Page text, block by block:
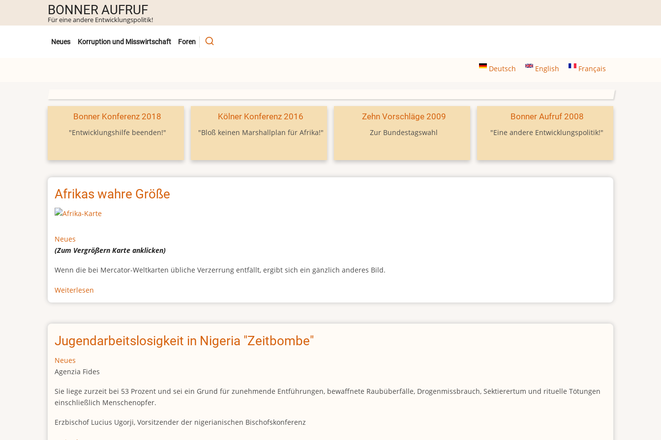
Inhalt
BONNER AUFRUF
Für eine andere Entwicklungspolitik!
Untermenü
Neues Korruption und Misswirtschaft Foren
Deutsch English Français
Bonner Konferenz 2018
"Entwicklungshilfe beenden!"
Kölner Konferenz 2016
"Bloß keinen Marshallplan für Afrika!"
Zehn Vorschläge 2009
Zur Bundestagswahl
Bonner Aufruf 2008
"Eine andere Entwicklungspolitik!"
Afrikas wahre Größe
Neues
(Zum VergrößernKarte anklicken)
Wenn die bei Mercator-Weltkarten übliche Verzerrung entfällt, ergibt sich ein gänzlich anderes Bild.
Weiterlesen
Afrikas
Größe
Jugendarbeitslosigkeit in Nigeria "Zeitbombe"
Neues
Agenzia Fides
Sie liege zurzeit bei 53 Prozent und sei ein Grund für zunehmende Entführungen, bewaffnete Raubüberfälle, Drogenmissbrauch, Sektierertum und rituelle Tötungen
einschließlich Menschenopfer.
Erzbischof Lucius Ugorji, Vorsitzender der nigerianischen Bischofskonferenz